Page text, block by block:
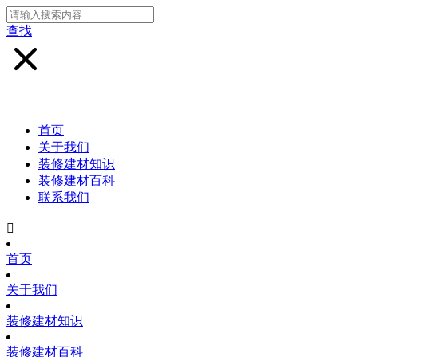
查找
首页
关于我们
装修建材知识
装修建材百科
联系我们

首页
关于我们
装修建材知识
装修建材百科